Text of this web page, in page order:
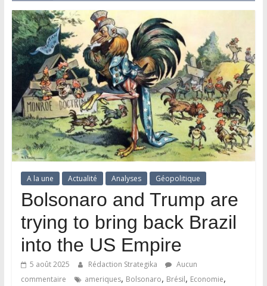
A la une Actualité Analyses Géopolitique
Bolsonaro and Trump are
trying to bring back Brazil
into the US Empire
5 août 2025 Rédaction Strategika
Aucun
commentaire
ameriques, Bolsonaro, Brésil, Economie,